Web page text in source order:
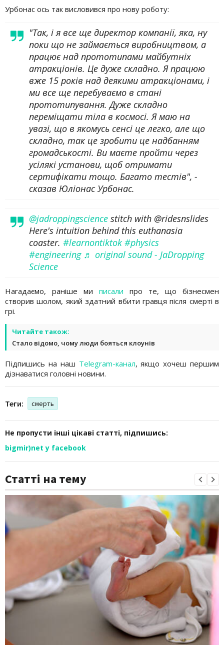
Урбонас ось так висловився про нову роботу:
"Так, і я все ще директор компанії, яка, ну
поки що не займається виробництвом, а
працює над прототипами майбутніх
атракціонів. Це дуже складно. Я працюю
вже 15 років над деякими атракціонами, і
ми все ще перебуваємо в стані
прототипування. Дуже складно
переміщати тіла в космосі. Я маю на
увазі, що в якомусь сенсі це легко, але що
складно, так це зробити це надбанням
громадськості. Ви маєте пройти через
усілякі установи, щоб отримати
сертифікати тощо. Багато тестів", -
сказав Юліонас Урбонас.
@jadroppingscience stitch with @ridesnslides
Here's intuition behind this euthanasia
coaster. #learnontiktok #physics
#engineering ♬ original sound - JaDropping
Science
Нагадаємо, раніше ми писали про те, що бізнесмен
створив шолом, який здатний вбити гравця після смерті в
грі.
Читайте також:
Стало відомо, чому люди бояться клоунів
Підпишись на наш Telegram-канал, якщо хочеш першим
дізнаватися головні новини.
Теги: смерть
Не пропусти інші цікаві статті, підпишись:
bigmir)net у facebook
Статті на тему